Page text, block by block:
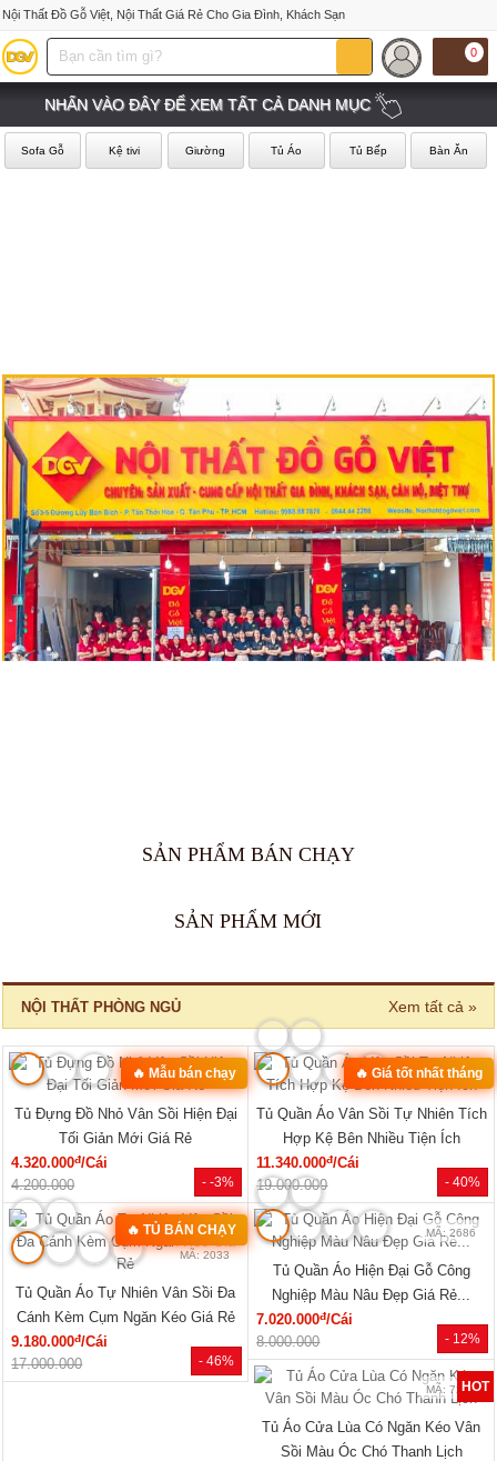
Nội Thất Đồ Gỗ Việt, Nội Thất Giá Rẻ Cho Gia Đình, Khách Sạn
0
NHẤN VÀO ĐÂY ĐỂ XEM TẤT CẢ DANH MỤC
Sofa Gỗ Kệ tivi Giường Tủ Áo Tủ Bếp Bàn Ăn
SẢN PHẨM BÁN CHẠY
SẢN PHẨM MỚI
NỘI THẤT PHÒNG NGỦ Xem tất cả »
- -3%
🔥 Mẫu bán chạy
MÃ: 2168
Tủ Đựng Đồ Nhỏ Vân Sồi Hiện Đại
Tối Giản Mới Giá Rẻ
4.320.000đ/Cái
4.200.000
- 40%
🔥 Giá tốt nhất tháng
MÃ: 2137
Tủ Quần Áo Vân Sồi Tự Nhiên Tích
Hợp Kệ Bên Nhiều Tiện Ích
11.340.000đ/Cái
19.000.000
- 46%
🔥 TỦ BÁN CHẠY
MÃ: 2033
Tủ Quần Áo Tự Nhiên Vân Sồi Đa
Cánh Kèm Cụm Ngăn Kéo Giá Rẻ
9.180.000đ/Cái
17.000.000
- 12%
MÃ: 2686
Tủ Quần Áo Hiện Đại Gỗ Công
Nghiệp Màu Nâu Đẹp Giá Rẻ...
7.020.000đ/Cái
8.000.000
HOT
MÃ: 7288
Tủ Áo Cửa Lùa Có Ngăn Kéo Vân
Sồi Màu Óc Chó Thanh Lịch